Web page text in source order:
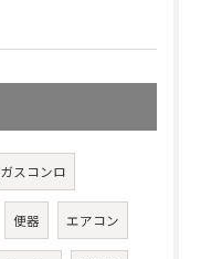
ガスコンロ
便器 エアコン